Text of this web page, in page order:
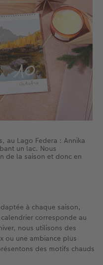
au Lago Federa : Annika
un lac. Nous
de la saison et donc en
à chaque saison,
corresponde au
nous utilisons des
ou une ambiance plus
des motifs chauds